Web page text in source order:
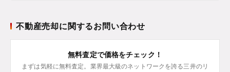
不動産売却に関するお問い合わせ
無料査定で価格をチェック！
まずは気軽に無料査定。業界最大級のネットワークを誇る三井のリ